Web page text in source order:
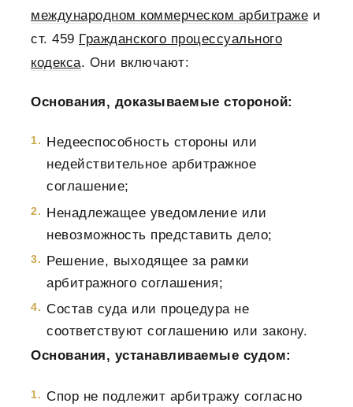
международном коммерческом арбитраже и
ст. 459 Гражданского процессуального
кодекса. Они включают:
Основания, доказываемые стороной:
Недееспособность стороны или
недействительное арбитражное
соглашение;
Ненадлежащее уведомление или
невозможность представить дело;
Решение, выходящее за рамки
арбитражного соглашения;
Состав суда или процедура не
соответствуют соглашению или закону.
Основания, устанавливаемые судом:
Спор не подлежит арбитражу согласно